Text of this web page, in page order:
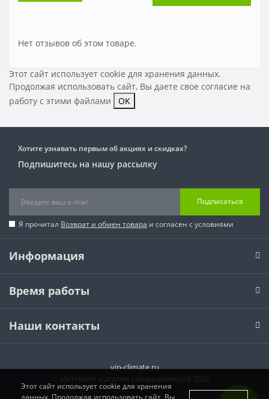
Нет отзывов об этом товаре.
Этот сайт использует cookie для хранения данных.
Продолжая использовать сайт, Вы даете свое согласие на
работу с этими файлами
OK
Хотите узнавать первым об акциях и скидках?
Подпишитесь на нашу рассылку
Подписаться
Я прочитал Возврат и обмен товара и согласен с условиями
Информация
Время работы
Наши контакты
vip-climate.ru
Интернет магазин кондиционеров 2026
Этот сайт использует cookie для хранения
данных. Продолжая использовать сайт, Вы